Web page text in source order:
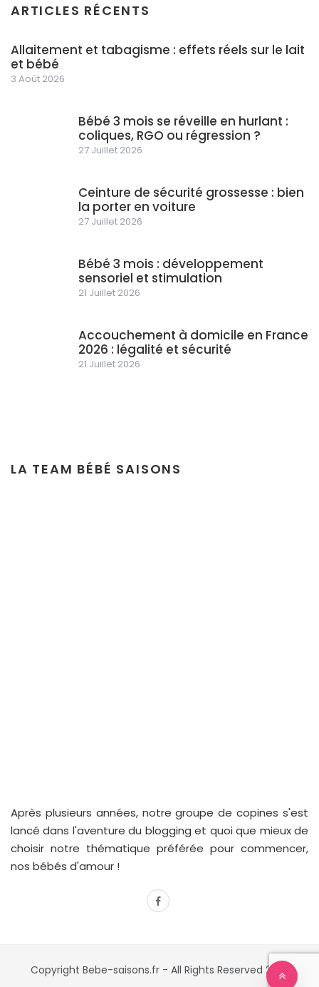
ARTICLES RÉCENTS
Allaitement et tabagisme : effets réels sur le lait
et bébé
3 Août 2026
Bébé 3 mois se réveille en hurlant :
coliques, RGO ou régression ?
27 Juillet 2026
Ceinture de sécurité grossesse : bien
la porter en voiture
27 Juillet 2026
Bébé 3 mois : développement
sensoriel et stimulation
21 Juillet 2026
Accouchement à domicile en France
2026 : légalité et sécurité
21 Juillet 2026
LA TEAM BÉBÉ SAISONS
Après plusieurs années, notre groupe de copines s'est
lancé dans l'aventure du blogging et quoi que mieux de
choisir notre thématique préférée pour commencer,
nos bébés d'amour !
facebook
Copyright Bebe-saisons.fr - All Rights Reserved 2022